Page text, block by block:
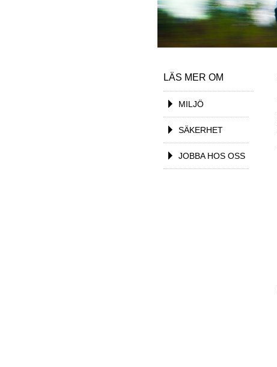
LÄS MER OM
MILJÖ
SÄKERHET
JOBBA HOS OSS